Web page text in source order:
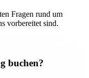
Fragen rund um
vorbereitet sind.
buchen?